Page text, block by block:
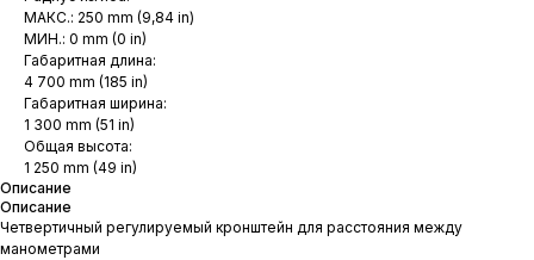
МАКС.: 250 mm (9,84 in)
МИН.: 0 mm (0 in)
Габаритная длина:
4 700 mm (185 in)
Габаритная ширина:
1 300 mm (51 in)
Общая высота:
1 250 mm (49 in)
Описание
Описание
Четвертичный регулируемый кронштейн для расстояния между
манометрами